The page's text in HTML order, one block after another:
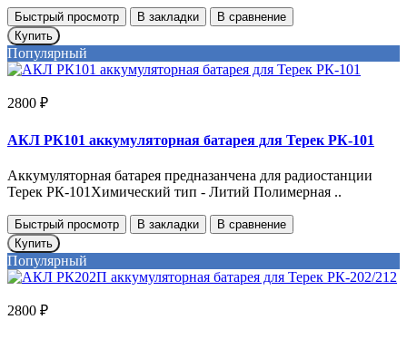
Быстрый просмотр В закладки
В сравнение
Купить
Популярный
2800 ₽
АКЛ РК101 аккумуляторная батарея для Терек РК-101
Аккумуляторная батарея предназанчена для радиостанции
Терек РК-101Химический тип - Литий Полимерная ..
Быстрый просмотр В закладки
В сравнение
Купить
Популярный
2800 ₽